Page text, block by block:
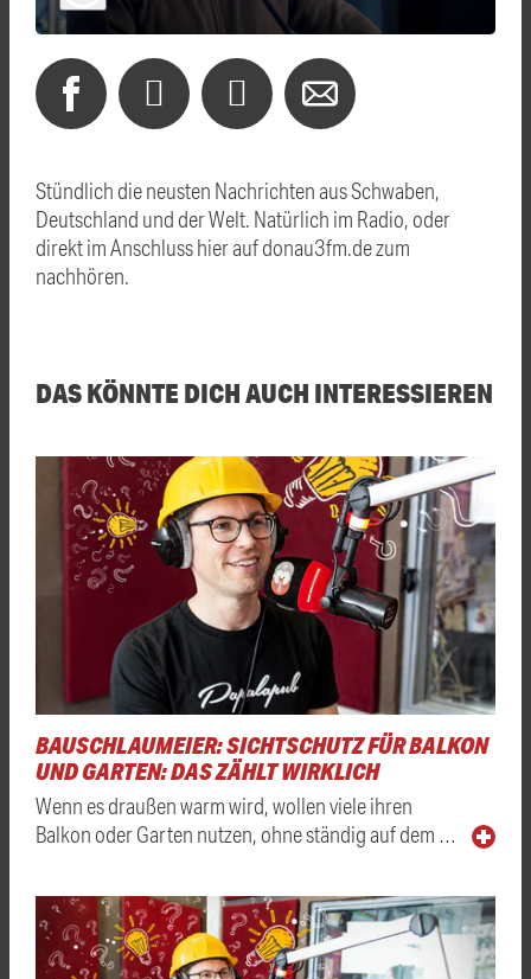
Stündlich die neusten Nachrichten aus Schwaben,
Deutschland und der Welt. Natürlich im Radio, oder
direkt im Anschluss hier auf donau3fm.de zum
nachhören.
DAS KÖNNTE DICH AUCH INTERESSIEREN
BAUSCHLAUMEIER: SICHTSCHUTZ FÜR BALKON
UND GARTEN: DAS ZÄHLT WIRKLICH
Wenn es draußen warm wird, wollen viele ihren
Balkon oder Garten nutzen, ohne ständig auf dem …